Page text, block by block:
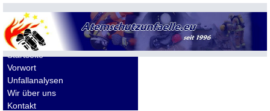
Allgemeines
Startseite
Vorwort
Unfallanalysen
Wir über uns
Kontakt